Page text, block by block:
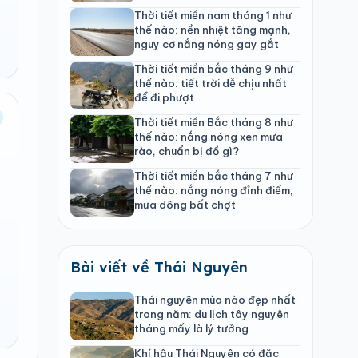
Thời tiết miền nam tháng 1 như
thế nào: nền nhiệt tăng mạnh,
nguy cơ nắng nóng gay gắt
Thời tiết miền bắc tháng 9 như
thế nào: tiết trời dễ chịu nhất
để đi phượt
Thời tiết miền Bắc tháng 8 như
thế nào: nắng nóng xen mưa
rào, chuẩn bị đồ gì?
Thời tiết miền bắc tháng 7 như
thế nào: nắng nóng đỉnh điểm,
mưa dông bất chợt
Bài viết về Thái Nguyên
Thái nguyên mùa nào đẹp nhất
trong năm: du lịch tây nguyên
tháng mấy là lý tưởng
Khí hậu Thái Nguyên có đặc